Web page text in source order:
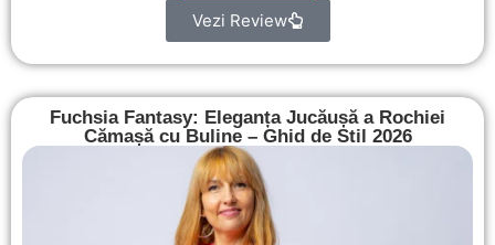
Vezi Review
Fuchsia Fantasy: Eleganța Jucăușă a Rochiei
Cămașă cu Buline – Ghid de Stil 2026